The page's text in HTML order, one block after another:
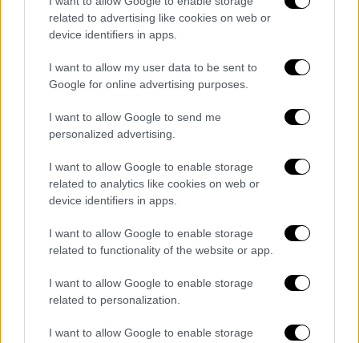
related to advertising like cookies on web or
device identifiers in apps.
I want to allow my user data to be sent to
Google for online advertising purposes.
I want to allow Google to send me
personalized advertising.
I want to allow Google to enable storage
related to analytics like cookies on web or
device identifiers in apps.
I want to allow Google to enable storage
related to functionality of the website or app.
I want to allow Google to enable storage
related to personalization.
I want to allow Google to enable storage
φαινόμενο της παράνομης δραστηριότητας
τουριστικών γραφείων από τρίτες χώρες
FedHATTA